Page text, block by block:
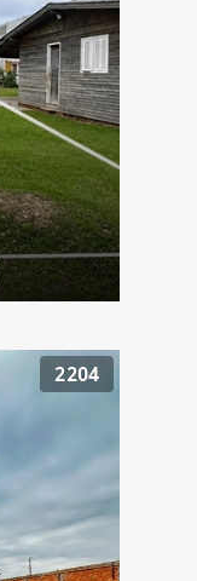
2204